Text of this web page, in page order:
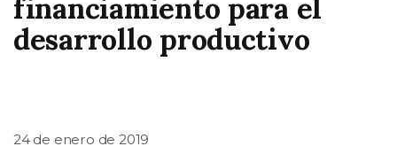
financiamiento para el
desarrollo productivo
24 de enero de 2019